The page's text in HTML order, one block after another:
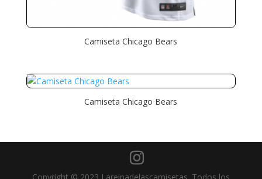
Camiseta Chicago Bears
Camiseta Chicago Bears